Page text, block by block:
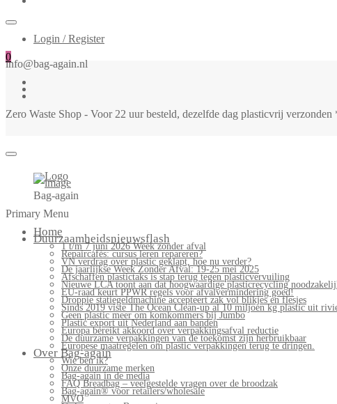
Login / Register
0
info@bag-again.nl
Zero Waste Shop - Voor 22 uur besteld, dezelfde dag plasticvrij
Bag-again
Primary Menu
Home
Duurzaamheidsnieuwsflash
1 t/m 7 juni 2026 Week zonder afval
Repaircafés: cursus leren repareren?
VN verdrag over plastic geklapt, hoe nu verder?
De jaarlijkse Week Zonder Afval: 19-25 mei 2025
Afschaffen plastictaks is stap terug tegen plasticvervuiling
Nieuwe LCA toont aan dat hoogwaardige plasticrecycling
EU-raad keurt PPWR regels voor afvalvermindering goed!
Droppie statiegeldmachine accepteert zak vol blikjes en flesjes
Sinds 2019 viste The Ocean Clean-up al 10 miljoen kg plastic uit
Geen plastic meer om komkommers bij Jumbo
Plastic export uit Nederland aan banden
Europa bereikt akkoord over verpakkingsafval reductie
De duurzame verpakkingen van de toekomst zijn herbruikbaar
Europese maatregelen om plastic verpakkingen terug te dringen.
Over Bag-again
Wie ben ik?
Onze duurzame merken
Bag-again in de media
FAQ Breadbag – veelgestelde vragen over de broodzak
Bag-again® voor retailers/wholesale
MVO